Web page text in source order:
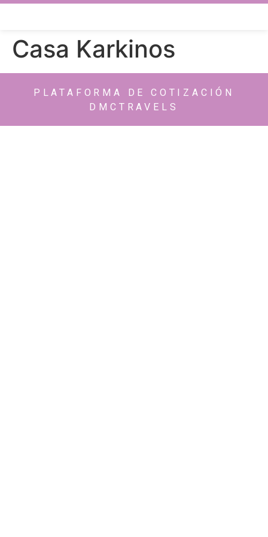
Casa Karkinos
PLATAFORMA DE COTIZACIÓN
DMCTRAVELS